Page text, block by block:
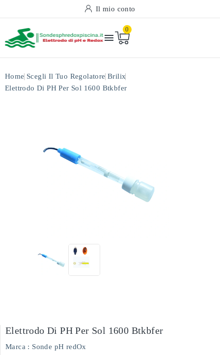
Il mio conto

0
Home Scegli Il Tuo Regolatore Brilix
Elettrodo Di PH Per Sol 1600 Btkbfer
Elettrodo Di PH Per Sol 1600 Btkbfer
Marca : Sonde pH redOx